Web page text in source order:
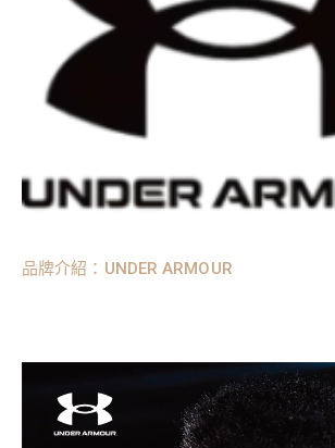
品牌介紹：UNDER ARMOUR